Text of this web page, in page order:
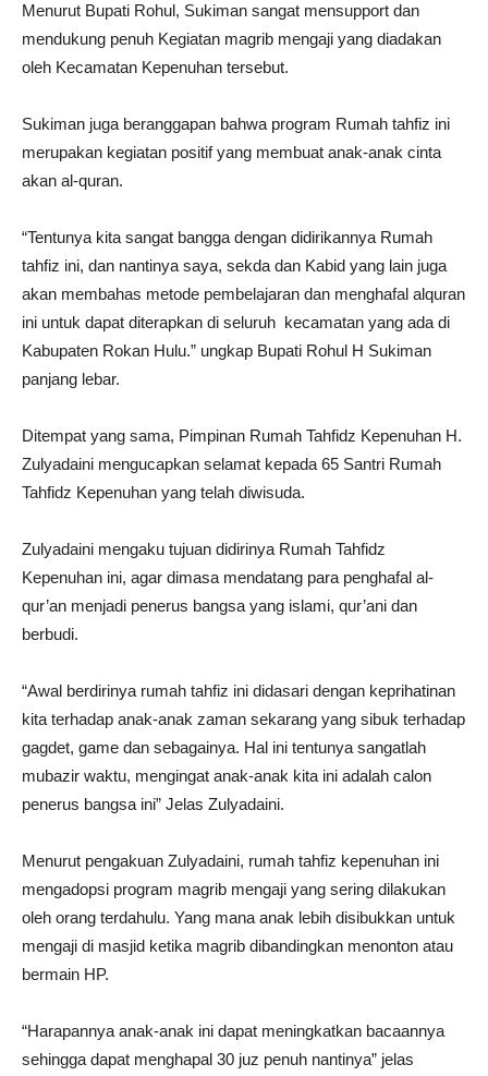
Menurut Bupati Rohul, Sukiman sangat mensupport dan
mendukung penuh Kegiatan magrib mengaji yang diadakan
oleh Kecamatan Kepenuhan tersebut.
Sukiman juga beranggapan bahwa program Rumah tahfiz ini
merupakan kegiatan positif yang membuat anak-anak cinta
akan al-quran.
“Tentunya kita sangat bangga dengan didirikannya Rumah
tahfiz ini, dan nantinya saya, sekda dan Kabid yang lain juga
akan membahas metode pembelajaran dan menghafal alquran
ini untuk dapat diterapkan di seluruh kecamatan yang ada di
Kabupaten Rokan Hulu.” ungkap Bupati Rohul H Sukiman
panjang lebar.
Ditempat yang sama, Pimpinan Rumah Tahfidz Kepenuhan H.
Zulyadaini mengucapkan selamat kepada 65 Santri Rumah
Tahfidz Kepenuhan yang telah diwisuda.
Zulyadaini mengaku tujuan didirinya Rumah Tahfidz
Kepenuhan ini, agar dimasa mendatang para penghafal al-
qur’an menjadi penerus bangsa yang islami, qur’ani dan
berbudi.
“Awal berdirinya rumah tahfiz ini didasari dengan keprihatinan
kita terhadap anak-anak zaman sekarang yang sibuk terhadap
gagdet, game dan sebagainya. Hal ini tentunya sangatlah
mubazir waktu, mengingat anak-anak kita ini adalah calon
penerus bangsa ini” Jelas Zulyadaini.
Menurut pengakuan Zulyadaini, rumah tahfiz kepenuhan ini
mengadopsi program magrib mengaji yang sering dilakukan
oleh orang terdahulu. Yang mana anak lebih disibukkan untuk
mengaji di masjid ketika magrib dibandingkan menonton atau
bermain HP.
“Harapannya anak-anak ini dapat meningkatkan bacaannya
sehingga dapat menghapal 30 juz penuh nantinya” jelas